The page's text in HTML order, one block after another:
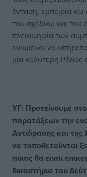
ένταση, εμπειρία
του σχεδίου και
πλειοψηφία των
ενωμένοι να
μία καλύτερη Ρόδος
ΥΓ: Προτείνουμε
παρατάξεων την
Αντίδρασης και
να τοποθετούνται
ποιος θα είναι
δικαστήρια του